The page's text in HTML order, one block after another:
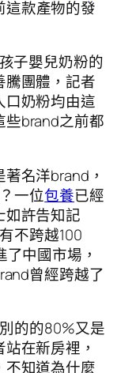
款產物的發
子嬰兒奶粉的
團體，記者
口奶粉均由這
些brand之前都
名洋brand，
一位包養已經
如許告知記
不跨越100
中國市場，
曾經跨越了
的的80%又是
在新房裡，
不知道為什麼